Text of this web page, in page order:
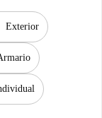
Exterior